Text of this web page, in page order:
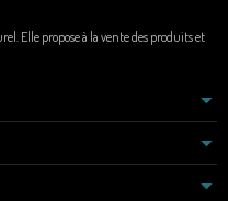
Elle propose à la vente des produits et